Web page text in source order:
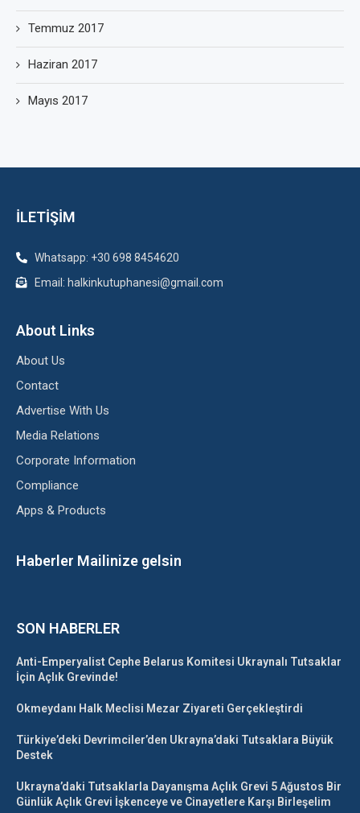
Temmuz 2017
Haziran 2017
Mayıs 2017
İLETİŞİM
Whatsapp: +30 698 8454620
Email: halkinkutuphanesi@gmail.com
About Links
About Us
Contact
Advertise With Us
Media Relations
Corporate Information
Compliance
Apps & Products
Haberler Mailinize gelsin
SON HABERLER
Anti-Emperyalist Cephe Belarus Komitesi Ukraynalı Tutsaklar
İçin Açlık Grevinde!
Okmeydanı Halk Meclisi Mezar Ziyareti Gerçekleştirdi
Türkiye’deki Devrimciler’den Ukrayna’daki Tutsaklara Büyük
Destek
Ukrayna’daki Tutsaklarla Dayanışma Açlık Grevi 5 Ağustos Bir
Günlük Açlık Grevi İşkenceye ve Cinayetlere Karşı Birleşelim